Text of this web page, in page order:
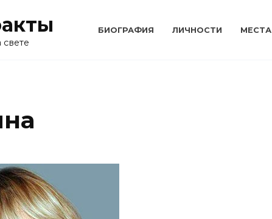
БИОГРАФИЯ ЛИЧНОСТИ МЕСТА